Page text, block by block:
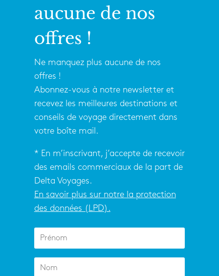
aucune de nos
offres !
Ne manquez plus aucune de nos
offres !
Abonnez-vous à notre newsletter et
recevez les meilleures destinations et
conseils de voyage directement dans
votre boîte mail.
* En m’inscrivant, j’accepte de recevoir
des emails commerciaux de la part de
Delta Voyages.
En savoir plus sur notre la protection
des données (LPD).